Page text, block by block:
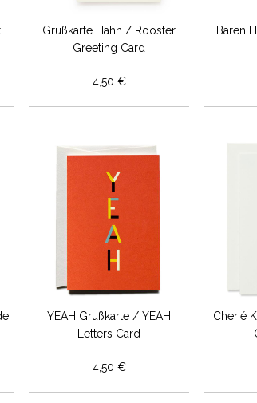
Grußkarte Hahn / Rooster
Greeting Card
4,50 €
Bären
YEAH Grußkarte / YEAH
Letters Card
4,50 €
Cherié